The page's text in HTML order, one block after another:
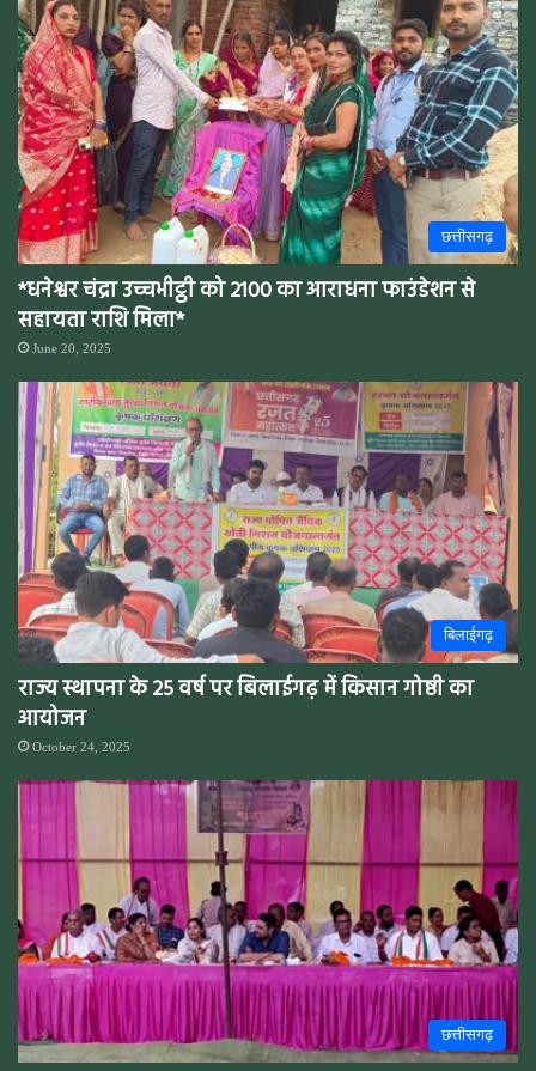
छत्तीसगढ़
*धनेश्वर चंद्रा उच्चभीट्ठी को 2100 का आराधना फाउंडेशन से
सहायता राशि मिला*
June 20, 2025
बिलाईगढ़
राज्य स्थापना के 25 वर्ष पर बिलाईगढ़ में किसान गोष्ठी का
आयोजन
October 24, 2025
छत्तीसगढ़